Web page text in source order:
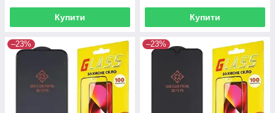
Купити Купити
–23% –23%